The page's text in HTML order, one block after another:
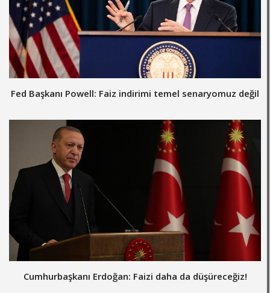
Fed Başkanı Powell: Faiz indirimi temel senaryomuz değil
Cumhurbaşkanı Erdoğan: Faizi daha da düşüreceğiz!